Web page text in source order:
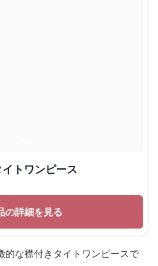
トワンピース
の詳細を見る
的な襟付きタイトワンピースで